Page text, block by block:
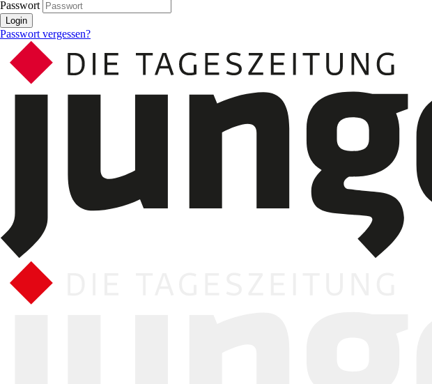
Passwort
Login
Passwort vergessen?